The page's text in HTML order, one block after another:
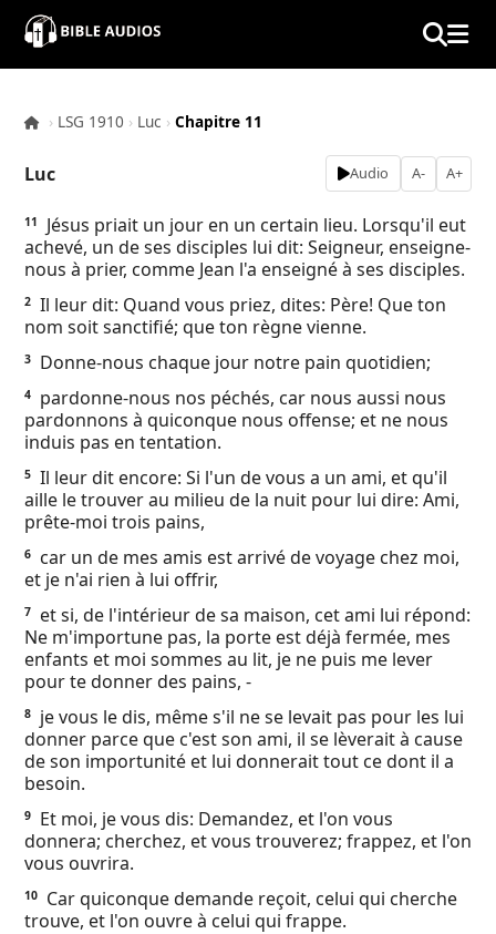
×
Contacts
About
Copyright
Download
L.O.A
Ebook
› LSG 1910 › Luc › Chapitre 11
Luc Audio A- A+
11
Jésus priait un jour en un certain lieu. Lorsqu'il eut
achevé, un de ses disciples lui dit: Seigneur, enseigne-
nous à prier, comme Jean l'a enseigné à ses disciples.
2 Il leur dit: Quand vous priez, dites: Père! Que ton
nom soit sanctifié; que ton règne vienne.
3 Donne-nous chaque jour notre pain quotidien;
4
pardonne-nous nos péchés, car nous aussi nous
pardonnons à quiconque nous offense; et ne nous
induis pas en tentation.
5 Il leur dit encore: Si l'un de vous a un ami, et qu'il
aille le trouver au milieu de la nuit pour lui dire: Ami,
prête-moi trois pains,
6
car un de mes amis est arrivé de voyage chez moi,
et je n'ai rien à lui offrir,
7
et si, de l'intérieur de sa maison, cet ami lui répond:
Ne m'importune pas, la porte est déjà fermée, mes
enfants et moi sommes au lit, je ne puis me lever
pour te donner des pains, -
8
je vous le dis, même s'il ne se levait pas pour les lui
donner parce que c'est son ami, il se lèverait à cause
de son importunité et lui donnerait tout ce dont il a
besoin.
9
Et moi, je vous dis: Demandez, et l'on vous
donnera; cherchez, et vous trouverez; frappez, et l'on
vous ouvrira.
10
Car quiconque demande reçoit, celui qui cherche
trouve, et l'on ouvre à celui qui frappe.